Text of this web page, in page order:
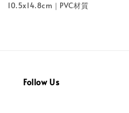
10.5x14.8cm｜PVC材質
Follow Us